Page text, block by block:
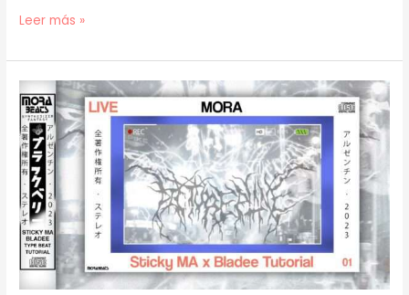
[
–
TUTORIAL
]
¿Cómo
hacer
un
Capoxxo
x
Oaf1
x
Leer más »